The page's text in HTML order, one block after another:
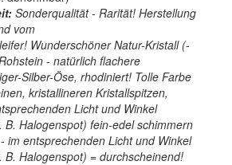
Sonderqualität - Rarität! Herstellung
vom
Wunderschöner Natur-Kristall (-
- natürlich flachere
Silber-Öse, rhodiniert! Tolle Farbe
kristallineren Kristallspitzen,
Licht und Winkel
B. Halogenspot) fein-edel schimmern
im entsprechenden Licht und Winkel
B. Halogenspot) = durchscheinend!